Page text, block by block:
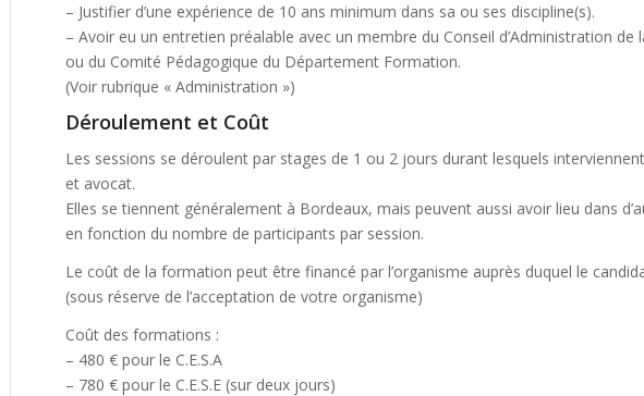
– Justifier d’une expérience de 10 ans minimum dans sa ou ses discipline(s).
– Avoir eu un entretien préalable avec un membre du Conseil d’Administration de
ou du Comité Pédagogique du Département Formation.
(Voir rubrique « Administration »)
Déroulement et Coût
Les sessions se déroulent par stages de 1 ou 2 jours durant lesquels
et avocat.
Elles se tiennent généralement à Bordeaux, mais peuvent aussi avoir lieu dans
en fonction du nombre de participants par session.
Le coût de la formation peut être financé par l’organisme auprès duquel le
(sous réserve de l’acceptation de votre organisme)
Coût des formations :
– 480 € pour le C.E.S.A
– 780 € pour le C.E.S.E (sur deux jours)